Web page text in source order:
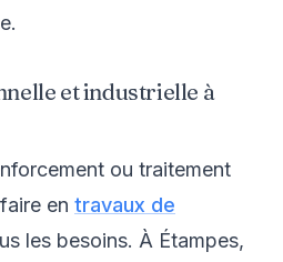
et industrielle à
ou traitement
en travaux de
les besoins. À Étampes,